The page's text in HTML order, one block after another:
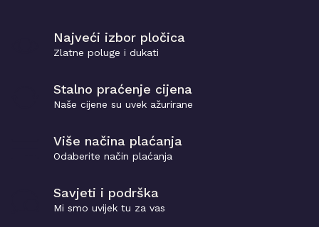
Najveći izbor pločica
Zlatne poluge i dukati
Stalno praćenje cijena
Naše cijene su uvek ažurirane
Više načina plaćanja
Odaberite način plaćanja
Savjeti i podrška
Mi smo uvijek tu za vas